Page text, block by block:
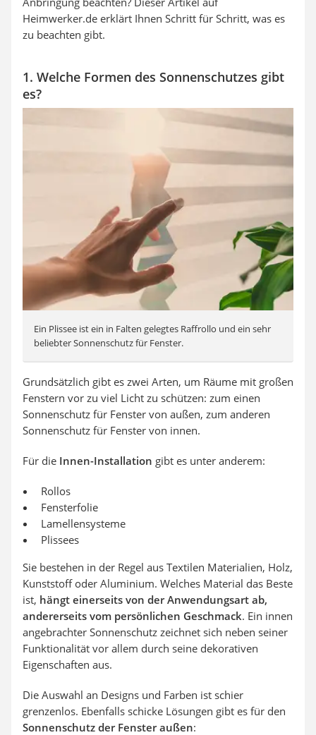
Heimwerker.de erklärt Ihnen Schritt für Schritt, was es
zu beachten gibt.
1. Welche Formen des Sonnenschutzes gibt
es?
Ein Plissee ist ein in Falten gelegtes Raffrollo und ein sehr
beliebter Sonnenschutz für Fenster.
Grundsätzlich gibt es zwei Arten, um Räume mit großen
Fenstern vor zu viel Licht zu schützen: zum einen
Sonnenschutz für Fenster von außen, zum anderen
Sonnenschutz für Fenster von innen.
Für die Innen-Installation gibt es unter anderem:
Rollos
Fensterfolie
Lamellensysteme
Plissees
Sie bestehen in der Regel aus Textilen Materialien, Holz,
Kunststoff oder Aluminium. Welches Material das Beste
ist, hängt einerseits von der Anwendungsart ab,
andererseits vom persönlichen Geschmack. Ein innen
angebrachter Sonnenschutz zeichnet sich neben seiner
Funktionalität vor allem durch seine dekorativen
Eigenschaften aus.
Die Auswahl an Designs und Farben ist schier
grenzenlos. Ebenfalls schicke Lösungen gibt es für den
Sonnenschutz der Fenster außen: